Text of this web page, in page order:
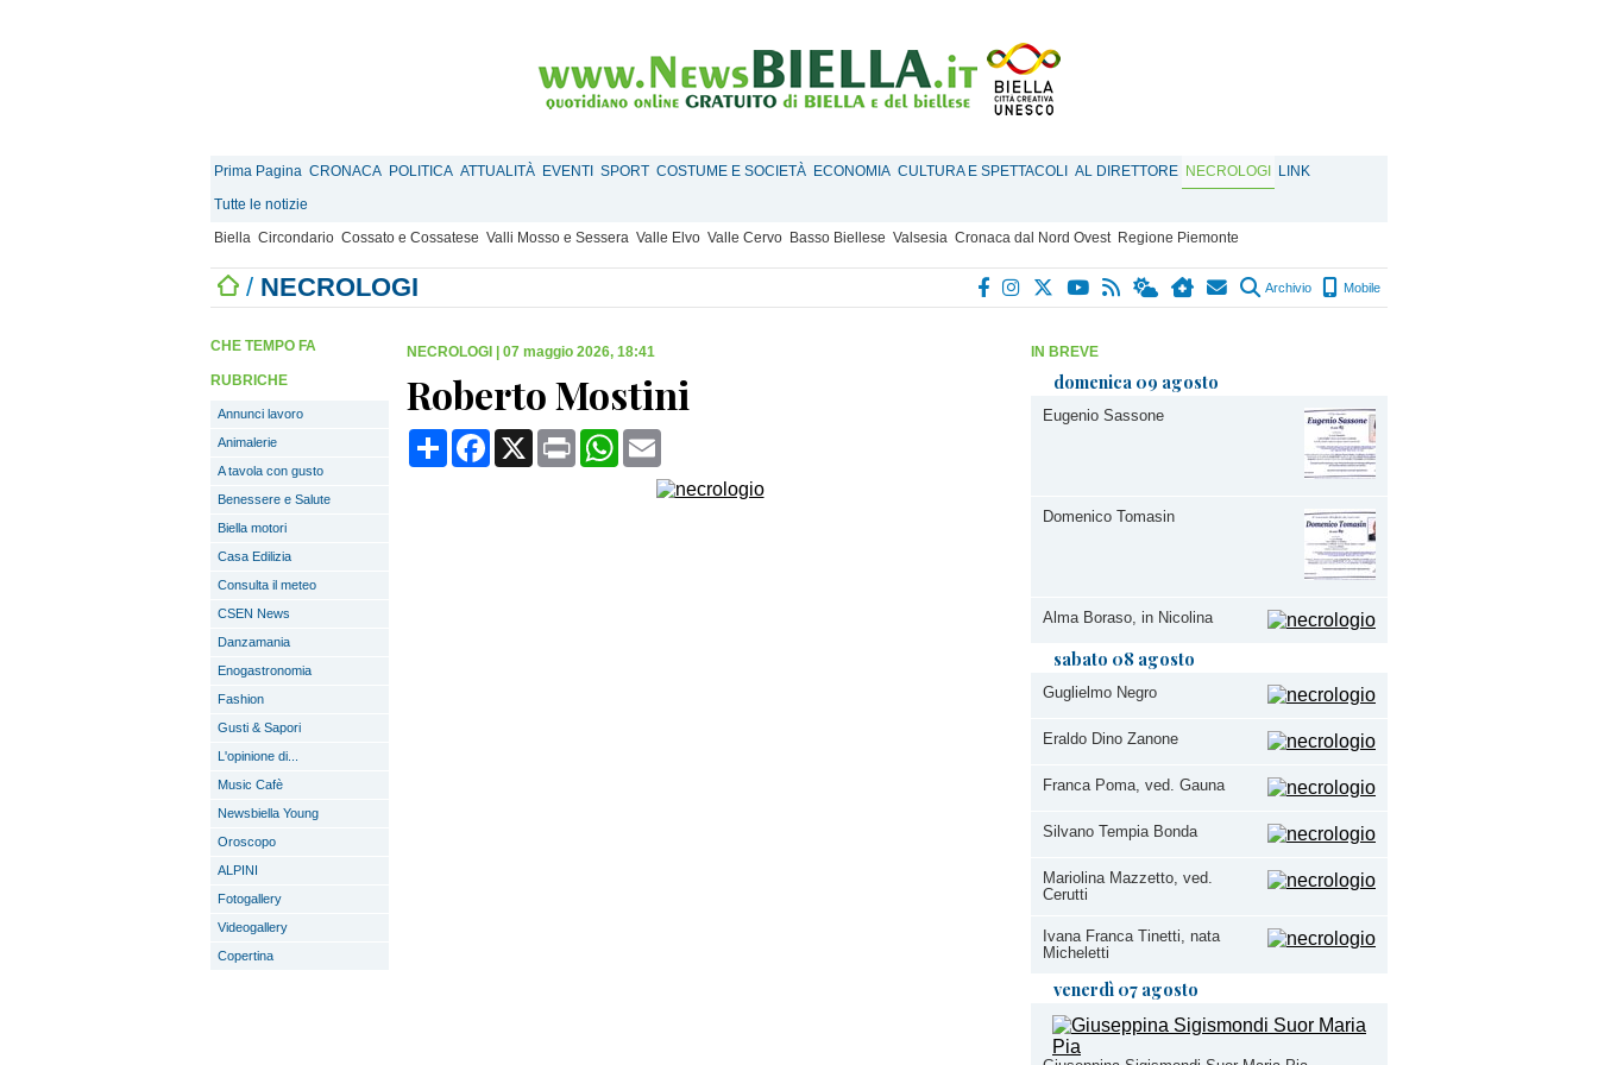
Prima Pagina CRONACA POLITICA ATTUALITÀ EVENTI SPORT COSTUME E SOCIETÀ ECONOMIA CULTURA E SPETTACOLI AL DIRETTORE NECROLOGI
LINK
Tutte le notizie
Biella Circondario Cossato e Cossatese Valli Mosso e Sessera Valle Elvo Valle Cervo Basso Biellese Valsesia Cronaca dal Nord Ovest Regione Piemonte
/ NECROLOGI Archivio Mobile
IN BREVE
domenica 09 agosto
Eugenio Sassone
Domenico Tomasin
Alma Boraso, in Nicolina
sabato 08 agosto
Guglielmo Negro
Eraldo Dino Zanone
Franca Poma, ved. Gauna
Silvano Tempia Bonda
Mariolina Mazzetto, ved.
Cerutti
Ivana Franca Tinetti, nata
Micheletti
venerdì 07 agosto
CHE TEMPO FA
RUBRICHE
Annunci lavoro
Animalerie
A tavola con gusto
Benessere e Salute
Biella motori
Casa Edilizia
Consulta il meteo
CSEN News
Danzamania
Enogastronomia
Fashion
Gusti & Sapori
L'opinione di...
Music Cafè
Newsbiella Young
Oroscopo
ALPINI
Fotogallery
Videogallery
Copertina
NECROLOGI 07 maggio 2026, 18:41
Roberto Mostini
CondividiFacebook
X Print WhatsApp